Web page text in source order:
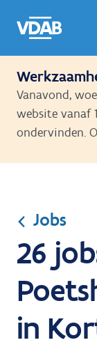
naar
een
een
job
mij?
naar
Vanavond,
website vanaf
ondervinden.
Jobs
26
in